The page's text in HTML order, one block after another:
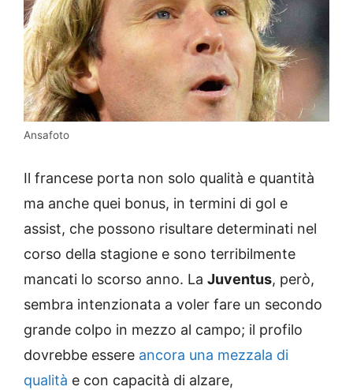
Ansafoto
Il francese porta non solo qualità e quantità
ma anche quei bonus, in termini di gol e
assist, che possono risultare determinati nel
corso della stagione e sono terribilmente
mancati lo scorso anno. La Juventus, però,
sembra intenzionata a voler fare un secondo
grande colpo in mezzo al campo; il profilo
dovrebbe essere ancora una mezzala di
qualità e con capacità di alzare,